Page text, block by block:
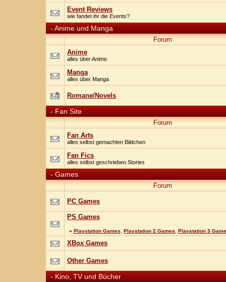
Event Reviews
wie fandet ihr die Events?
-Anime und Manga
Forum
Anime
alles über Anime
Manga
alles über Manga
Romane/Novels
- Fan Site
Forum
Fan Arts
alles selbst gemachten Bildchen
Fan Fics
alles selbst geschrieben Stories
- Games
Forum
PC Games
PS Games
» Playstation Games Playstation 2 Games Playstation 3
XBox Games
Other Games
- Kino, TV und Bücher